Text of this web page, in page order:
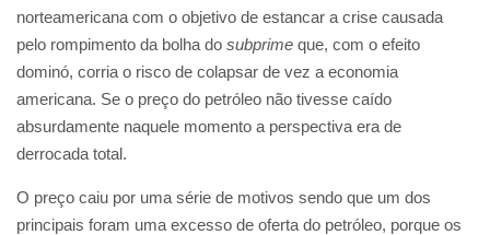
norteamericana com o objetivo de estancar a crise causada
pelo rompimento da bolha do subprime que, com o efeito
dominó, corria o risco de colapsar de vez a economia
americana. Se o preço do petróleo não tivesse caído
absurdamente naquele momento a perspectiva era de
derrocada total.
O preço caiu por uma série de motivos sendo que um dos
principais foram uma excesso de oferta do petróleo, porque os